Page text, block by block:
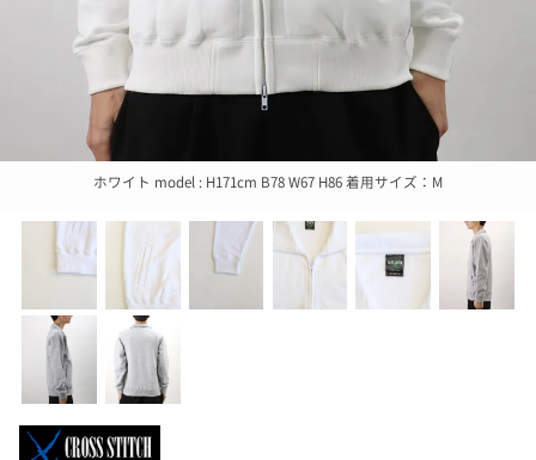
ホワイト model : H171cm B78 W67 H86 着用サイズ：M